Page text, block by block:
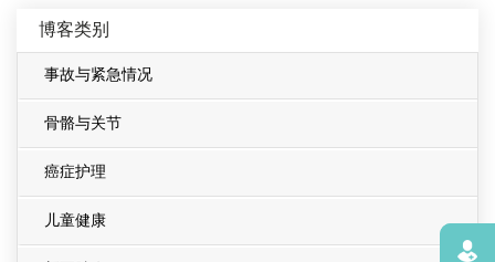
博客类别
事故与紧急情况
骨骼与关节
癌症护理
儿童健康
寻找